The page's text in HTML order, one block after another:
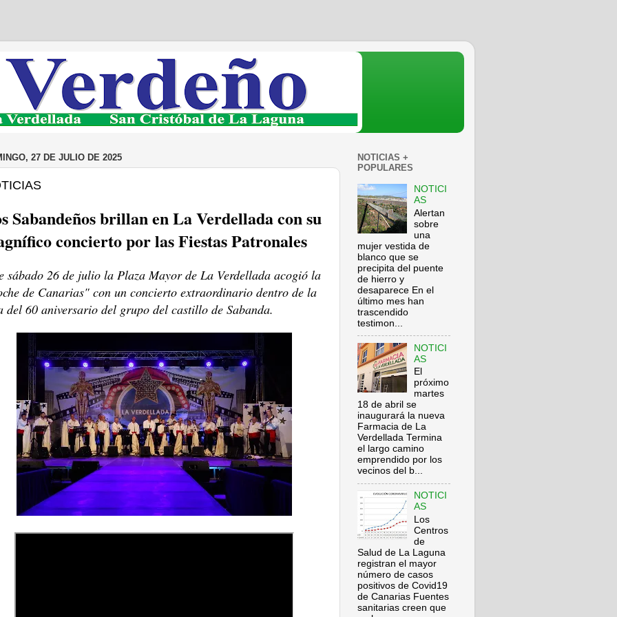
27 DE JULIO DE 2025
Sabandeños brillan en La Verdellada con su
concierto por las Fiestas Patronales
sábado 26 de julio la Plaza Mayor de La Verdellada acogió la
de Canarias" con un concierto extraordinario dentro de la
del 60 aniversario del grupo del castillo de Sabanda.
NOTICIAS +
POPULARES
NOTICI
AS
Alertan
sobre
una
mujer vestida de
blanco que se
precipita del puente
de hierro y
desaparece En el
último mes han
trascendido
testimon...
NOTICI
AS
El
próximo
martes
18 de abril se
inaugurará la nueva
Farmacia de La
Verdellada Termina
el largo camino
emprendido por los
vecinos del b...
NOTICI
AS
Los
Centros
de
Salud de La Laguna
registran el mayor
número de casos
positivos de Covid19
de Canarias Fuentes
sanitarias creen que